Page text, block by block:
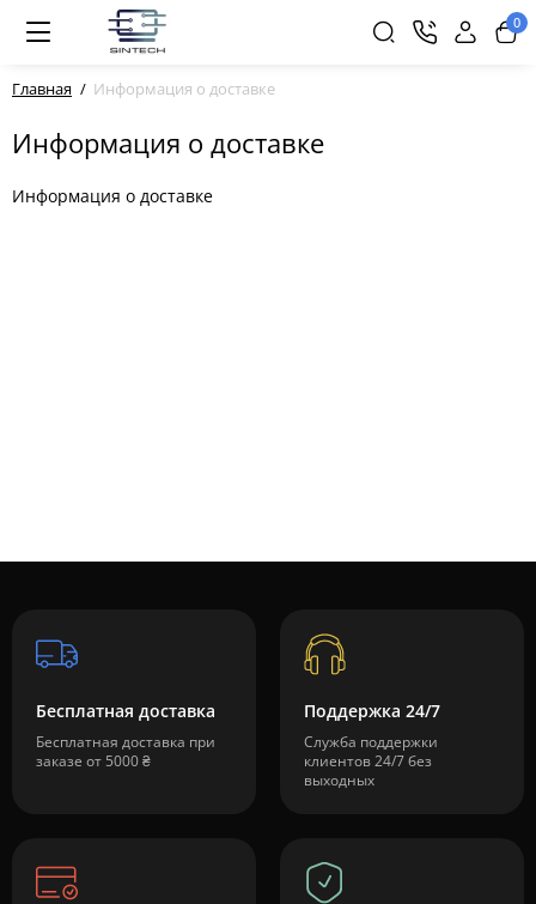
0
Главная Информация о доставке
Информация о доставке
Информация о доставке
Бесплатная доставка
Бесплатная доставка при
заказе от 5000 ₴
Поддержка 24/7
Служба поддержки
клиентов 24/7 без
выходных